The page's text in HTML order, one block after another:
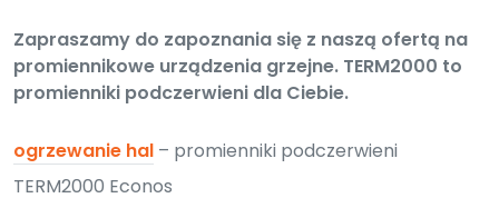
Zapraszamy do zapoznania się z naszą ofertą na
promiennikowe urządzenia grzejne. TERM2000 to
promienniki podczerwieni dla Ciebie.
ogrzewanie hal – promienniki podczerwieni
TERM2000 Econos